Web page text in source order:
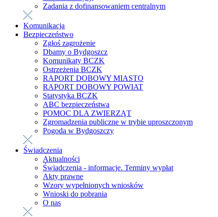
Zadania z dofinansowaniem centralnym
Komunikacja
Bezpieczeństwo
Zgłoś zagrożenie
Dbamy o Bydgoszcz
Komunikaty BCZK
Ostrzeżenia BCZK
RAPORT DOBOWY MIASTO
RAPORT DOBOWY POWIAT
Statystyka BCZK
ABC bezpieczeństwa
POMOC DLA ZWIERZĄT
Zgromadzenia publiczne w trybie uproszczonym
Pogoda w Bydgoszczy
Świadczenia
Aktualności
Świadczenia - informacje. Terminy wypłat
Akty prawne
Wzory wypełnionych wniosków
Wnioski do pobrania
O nas